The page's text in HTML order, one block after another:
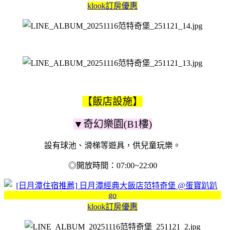
klook訂房優惠
【飯店設施】
▼奇幻樂園(B1樓)
設有球池、滑梯等遊具，供兒童玩樂。
◎開放時間：07:00~22:00
klook訂房優惠